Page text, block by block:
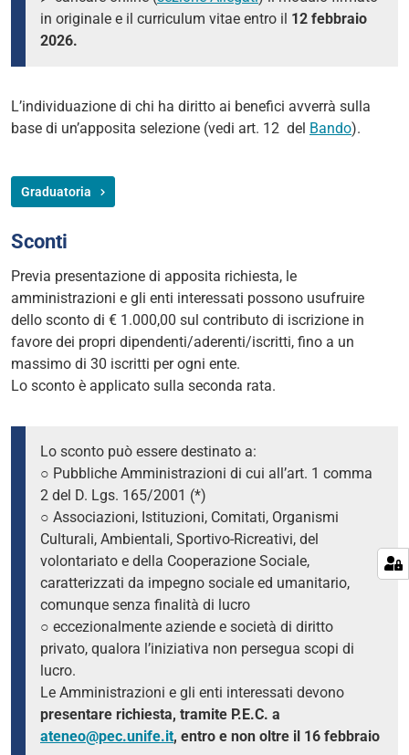
in originale e il curriculum vitae entro il 12 febbraio
2026.
L’individuazione di chi ha diritto ai benefici avverrà sulla
base di un’apposita selezione (vedi art. 12 del Bando).
Graduatoria
Sconti
Previa presentazione di apposita richiesta, le
amministrazioni e gli enti interessati possono usufruire
dello sconto di € 1.000,00 sul contributo di iscrizione in
favore dei propri dipendenti/aderenti/iscritti, fino a un
massimo di 30 iscritti per ogni ente.
Lo sconto è applicato sulla seconda rata.
Lo sconto può essere destinato a:
○ Pubbliche Amministrazioni di cui all’art. 1 comma
2 del D. Lgs. 165/2001 (*)
○ Associazioni, Istituzioni, Comitati, Organismi
Culturali, Ambientali, Sportivo-Ricreativi, del
volontariato e della Cooperazione Sociale,
caratterizzati da impegno sociale ed umanitario,
comunque senza finalità di lucro
○ eccezionalmente aziende e società di diritto
privato, qualora l’iniziativa non persegua scopi di
lucro.
Le Amministrazioni e gli enti interessati devono
presentare richiesta, tramite P.E.C. a
ateneo@pec.unife.it, entro e non oltre il 16 febbraio